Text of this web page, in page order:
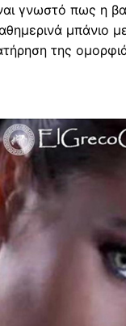
γνωστό πως η
μπάνιο
της